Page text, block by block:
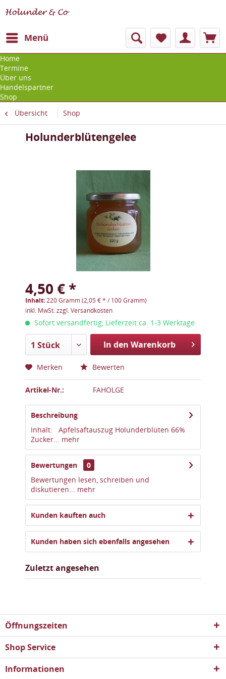
Menü
Home
Termine
Über uns
Handelspartner
Shop
Übersicht
Shop
Holunderblütengelee
4,50 € *
Inhalt:220 Gramm (2,05 € * / 100 Gramm)
inkl. MwSt.zzgl. Versandkosten
Sofort versandfertig, Lieferzeit ca. 1-3 Werktage
1 Stück In den Warenkorb
Merken Bewerten
Artikel-Nr.: FAHOLGE
Beschreibung
Inhalt: Apfelsaftauszug Holunderblüten 66%
Zucker... mehr
Bewertungen
0
Bewertungen lesen, schreiben und
diskutieren... mehr
Kunden kauften auch
Kunden haben sich ebenfalls angesehen
Zuletzt angesehen
Öffnungszeiten
Shop Service
Informationen